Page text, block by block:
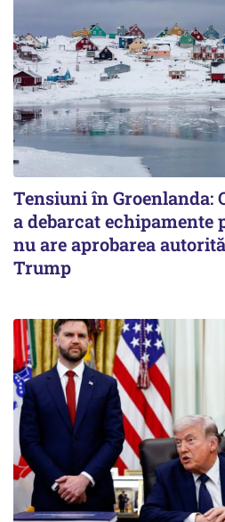
Tensiuni în Groenlanda:
a debarcat echipamente
nu are aprobarea
Trump